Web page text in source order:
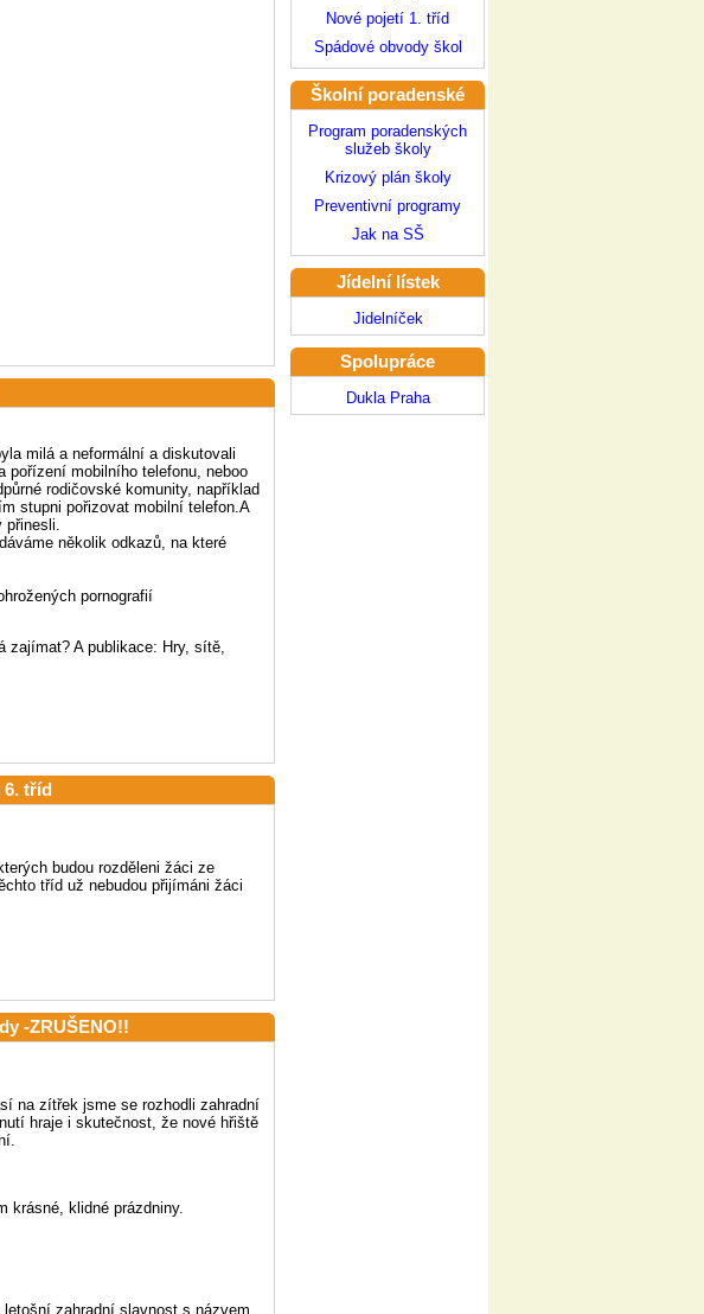
milá a neformální a diskutovali
mobilního telefonu, neboo
rodičovské komunity, například
stupni pořizovat mobilní telefon.A
přinesli.
několik odkazů, na které
pornografií
zajímat? A publikace: Hry, sítě,
tříd
budou rozděleni žáci ze
tříd už nebudou přijímáni žáci
-ZRUŠENO!!
na zítřek jsme se rozhodli zahradní
hraje i skutečnost, že nové hřiště
krásné, klidné prázdniny.
zahradní slavnost s názvem
Nové pojetí 1. tříd
Spádové obvody škol
Školní poradenské
pracoviště
Program poradenských
služeb školy
Krizový plán školy
Preventivní programy
Jak na SŠ
Jídelní lístek
Jidelníček
Spolupráce
Dukla Praha